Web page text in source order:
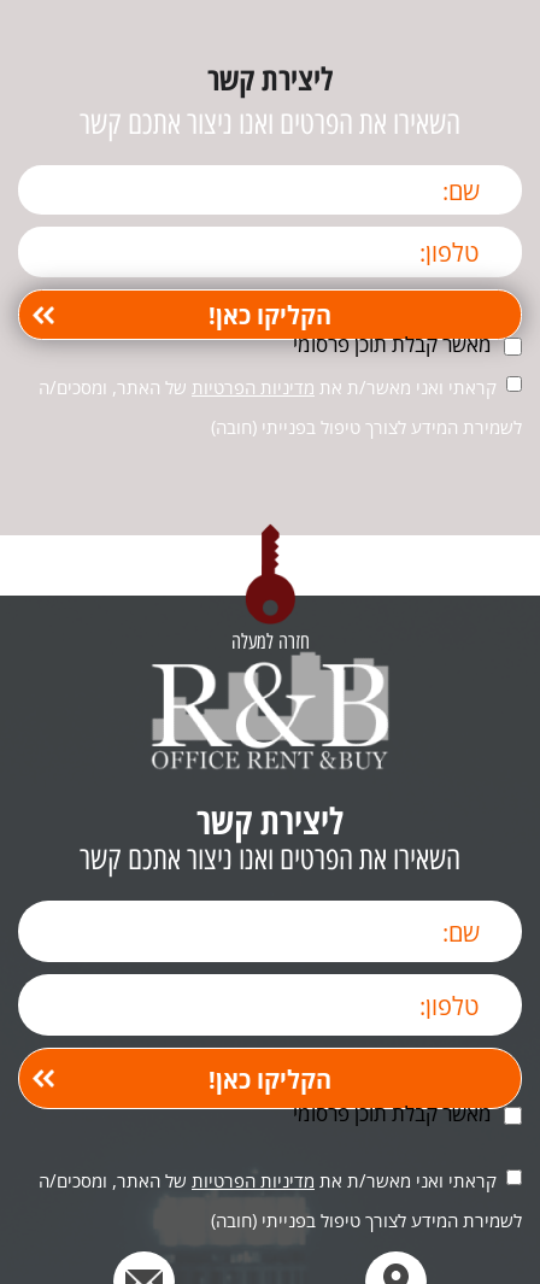
ליצירת קשר
השאירו את הפרטים ואנו ניצור אתכם קשר
מאשר קבלת תוכן פרסומי
קראתי ואני מאשר/ת את מדיניות הפרטיות של האתר, ומסכים/ה
לשמירת המידע לצורך טיפול בפנייתי (חובה)
חזרה למעלה
ליצירת קשר
השאירו את הפרטים ואנו ניצור אתכם קשר
מאשר קבלת תוכן פרסומי
קראתי ואני מאשר/ת את מדיניות הפרטיות של האתר, ומסכים/ה
לשמירת המידע לצורך טיפול בפנייתי (חובה)